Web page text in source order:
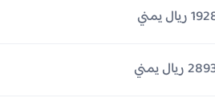
يمني
يمني